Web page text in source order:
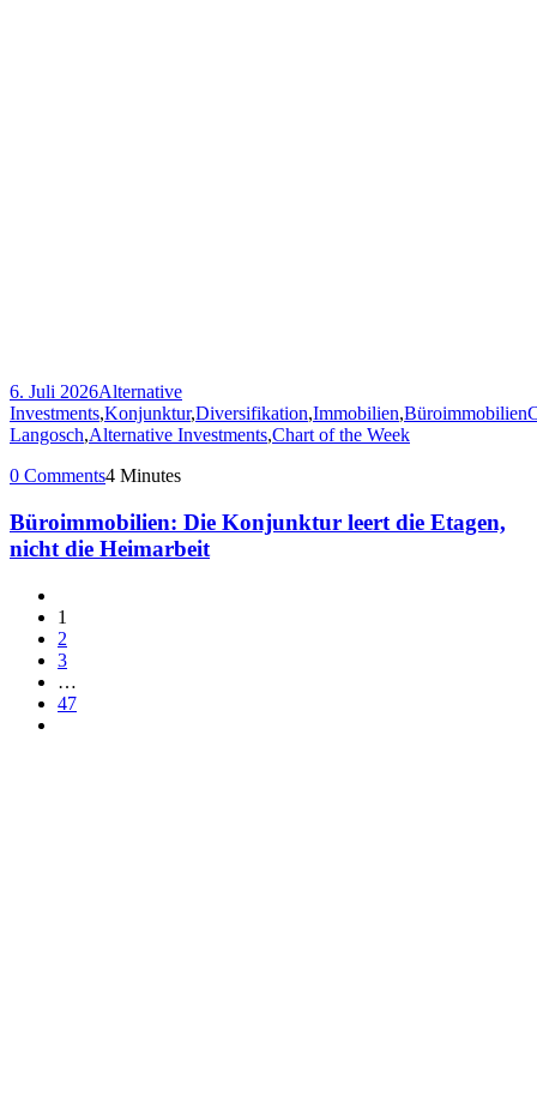
6. Juli 2026Alternative
Investments,Konjunktur,Diversifikation,Immobilien,Büroimmobilien
Langosch,Alternative Investments,Chart of the Week
0 Comments4 Minutes
Büroimmobilien: Die Konjunktur leert die Etagen,
nicht die Heimarbeit
1
2
3
…
47